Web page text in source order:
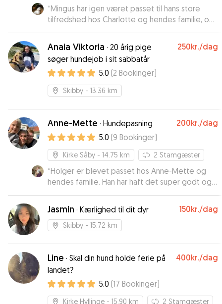
“Mingus har igen været passet til hans store
tilfredshed hos Charlotte og hendes familie, og
ikke at forglemme Ditto, deres egen hund. Vi er
altid glade for at aflevere Mingus hos familien,
og han elsker at være hos dem. Så næste gang
vi skal rejse, booker vi først, når vi ved, om der er
plads hos dem.”
Anaia Viktoria · 20 årig pige
søger hundejob i sit sabbatår
250kr./dag
5.0 (2 Bookinger)
Skibby - 13.36 km
Anne-Mette · Hundepasning 200kr./dag
5.0 (9 Bookinger)
Kirke Såby - 14.75 km 2 Stamgæster
“Holger er blevet passet hos Anne-Mette og
hendes familie. Han har haft det super godt og
det var en meget træt hund vi fik hjem efter
nogle dage. Vi vil helt klart bruge hende igen 😊
🐶”
Jasmin · Kærlighed til dit dyr 150kr./dag
Skibby - 15.72 km
Line · Skal din hund holde ferie på
landet?
400kr./dag
5.0 (17 Bookinger)
Kirke Hyllinge - 15.90 km 2 Stamgæster